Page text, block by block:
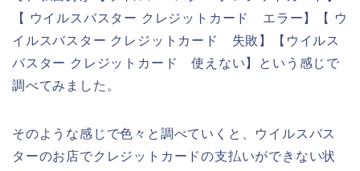
【 ウイルスバスター クレジットカード エラー】【 ウ
イルスバスター クレジットカード 失敗】【ウイルス
バスター クレジットカード 使えない】という感じで
調べてみました。
そのような感じで色々と調べていくと、ウイルスバス
ターのお店でクレジットカードの支払いができない状